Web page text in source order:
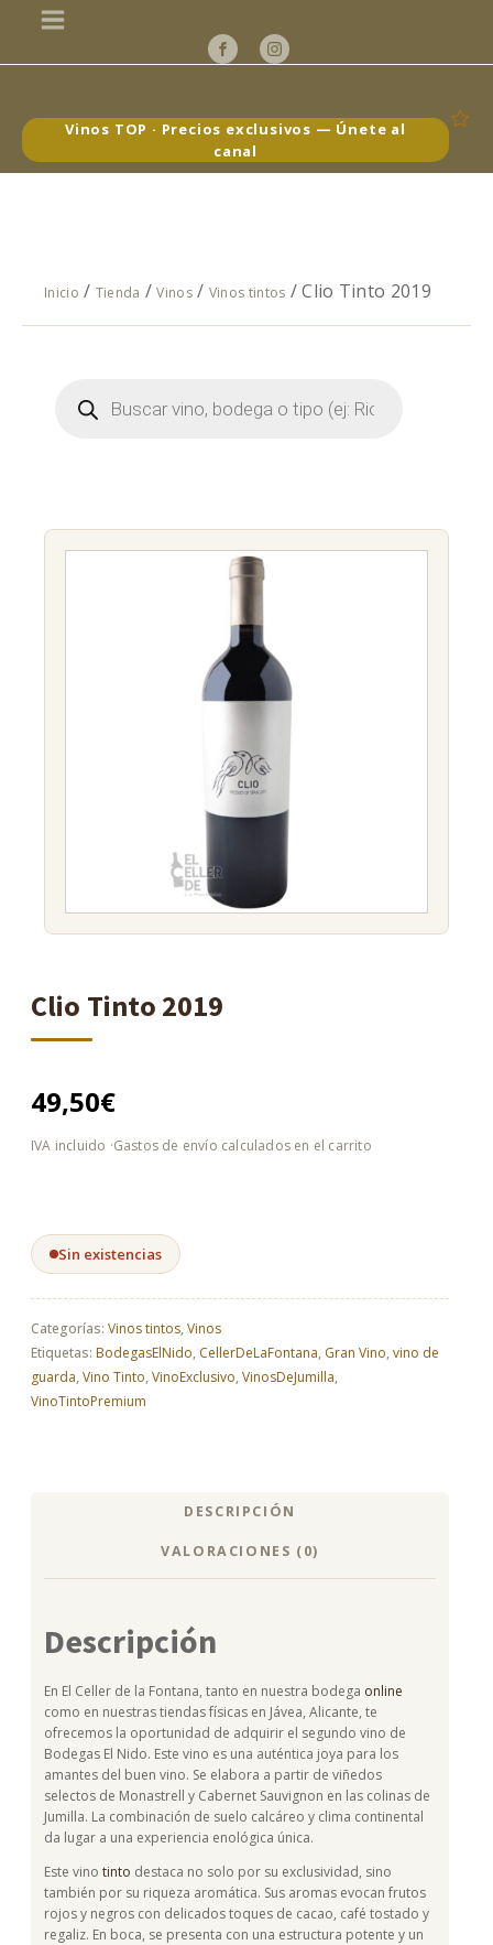
Vinos TOP · Precios exclusivos — Únete al
canal
Inicio / Tienda /Vinos/ Vinos tintos / Clio Tinto 2019
Búsqueda
Clio Tinto 2019
49,50€
Sin existencias
Categorías: Vinos tintos,Vinos
Etiquetas: BodegasElNido, CellerDeLaFontana, Gran Vino,vino de
guarda,Vino Tinto,VinoExclusivo,VinosDeJumilla,
VinoTintoPremium
DESCRIPCIÓN
VALORACIONES (0)
Descripción
En El Celler de la Fontana, tanto en nuestra bodega online
como en nuestras tiendas físicas en Jávea, Alicante, te
ofrecemos la oportunidad de adquirir el segundo vino de
Bodegas El Nido. Este vino es una auténtica joya para los
amantes del buen vino. Se elabora a partir de viñedos
selectos de Monastrell y Cabernet Sauvignon en las colinas de
Jumilla. La combinación de suelo calcáreo y clima continental
da lugar a una experiencia enológica única.
Este vino tinto destaca no solo por su exclusividad, sino
también por su riqueza aromática. Sus aromas evocan frutos
rojos y negros con delicados toques de cacao, café tostado y
regaliz. En boca, se presenta con una estructura potente y un